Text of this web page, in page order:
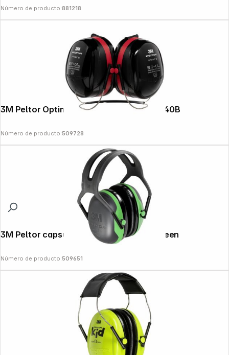
Número de producto:881218
3M Peltor Optime III capsule ear prot. H540B
Número de producto:509728
3M Peltor capsule ear protection X1A green
Número de producto:509651